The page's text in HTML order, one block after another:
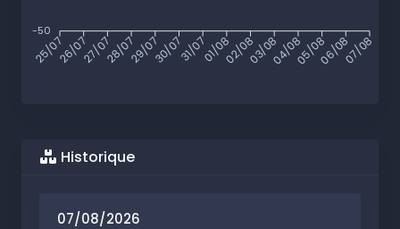
-50
25/0726/0727/0728/0729/0730/0731/0701/0802/0803/0804/0805/0806/0807/08
Historique
07/08/2026